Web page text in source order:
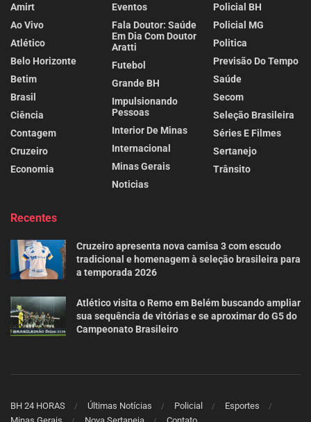
Amirt
Ao Vivo
Atlético
Belo Horizonte
Betim
Brasil
Ciência
Contagem
Cruzeiro
Economia
Eventos
Fala Doutor: Saúde
Em Dia Com Doutor
Aratti
Futebol
Grande BH
Impulsionando
Pessoas
Interior De Minas
Internacional
Minas Gerais
Noticias
Policial BH
Policial MG
Politica
Previsão Do Tempo
Saúde
Secom
Seleção Brasileira
Séries E Filmes
Sertanejo
Trânsito
Recentes
Cruzeiro apresenta nova camisa 3 com escudo
tradicional e homenagem à seleção brasileira para
a temporada 2026
Atlético visita o Remo em Belém buscando ampliar
sua sequência de vitórias e se aproximar do G5 do
Campeonato Brasileiro
BH 24 HORAS Últimas Notícias Policial
Esportes